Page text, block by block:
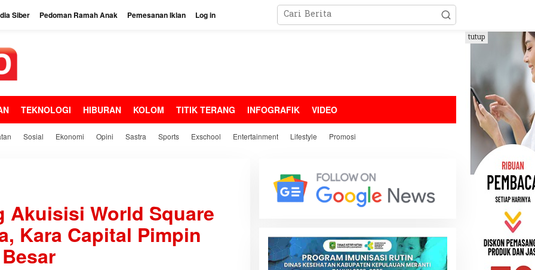
Siber Pedoman Ramah Anak Pemesanan Iklan Log in
TEKNOLOGI HIBURAN KOLOM TITIK TERANG INFOGRAFIK VIDEO
Sosial Ekonomi Opini Sastra Sports Exschool Entertainment Lifestyle Promosi
tutup
Akuisisi World Square
Kara Capital Pimpin